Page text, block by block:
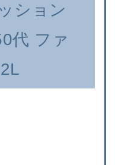
ション
代 ファ